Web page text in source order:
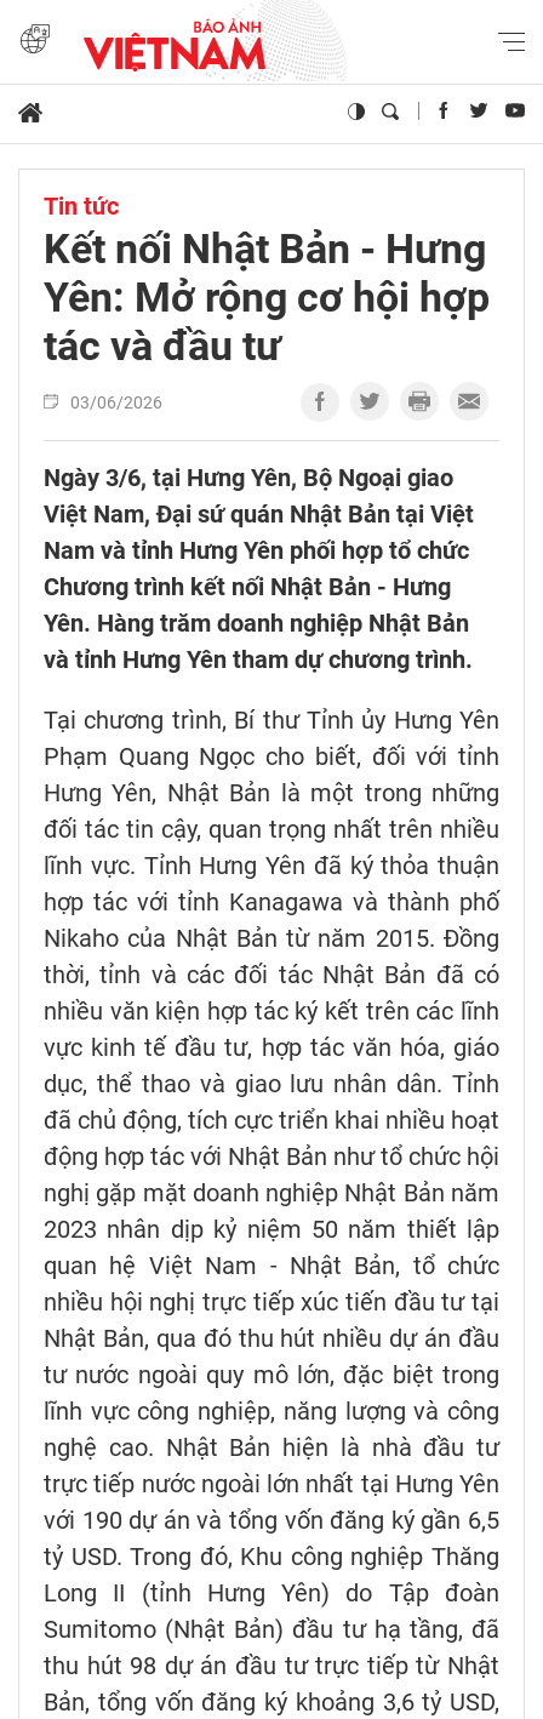
Tin tức
Kết nối Nhật Bản - Hưng
Yên: Mở rộng cơ hội hợp
tác và đầu tư
03/06/2026
Ngày 3/6, tại Hưng Yên, Bộ Ngoại giao
Việt Nam, Đại sứ quán Nhật Bản tại Việt
Nam và tỉnh Hưng Yên phối hợp tổ chức
Chương trình kết nối Nhật Bản - Hưng
Yên. Hàng trăm doanh nghiệp Nhật Bản
và tỉnh Hưng Yên tham dự chương trình.
Tại chương trình, Bí thư Tỉnh ủy Hưng Yên
Phạm Quang Ngọc cho biết, đối với tỉnh
Hưng Yên, Nhật Bản là một trong những
đối tác tin cậy, quan trọng nhất trên nhiều
lĩnh vực. Tỉnh Hưng Yên đã ký thỏa thuận
hợp tác với tỉnh Kanagawa và thành phố
Nikaho của Nhật Bản từ năm 2015. Đồng
thời, tỉnh và các đối tác Nhật Bản đã có
nhiều văn kiện hợp tác ký kết trên các lĩnh
vực kinh tế đầu tư, hợp tác văn hóa, giáo
dục, thể thao và giao lưu nhân dân. Tỉnh
đã chủ động, tích cực triển khai nhiều hoạt
động hợp tác với Nhật Bản như tổ chức hội
nghị gặp mặt doanh nghiệp Nhật Bản năm
2023 nhân dịp kỷ niệm 50 năm thiết lập
quan hệ Việt Nam - Nhật Bản, tổ chức
nhiều hội nghị trực tiếp xúc tiến đầu tư tại
Nhật Bản, qua đó thu hút nhiều dự án đầu
tư nước ngoài quy mô lớn, đặc biệt trong
lĩnh vực công nghiệp, năng lượng và công
nghệ cao. Nhật Bản hiện là nhà đầu tư
trực tiếp nước ngoài lớn nhất tại Hưng Yên
với 190 dự án và tổng vốn đăng ký gần 6,5
tỷ USD. Trong đó, Khu công nghiệp Thăng
Long II (tỉnh Hưng Yên) do Tập đoàn
Sumitomo (Nhật Bản) đầu tư hạ tầng, đã
thu hút 98 dự án đầu tư trực tiếp từ Nhật
Bản, tổng vốn đăng ký khoảng 3,6 tỷ USD,